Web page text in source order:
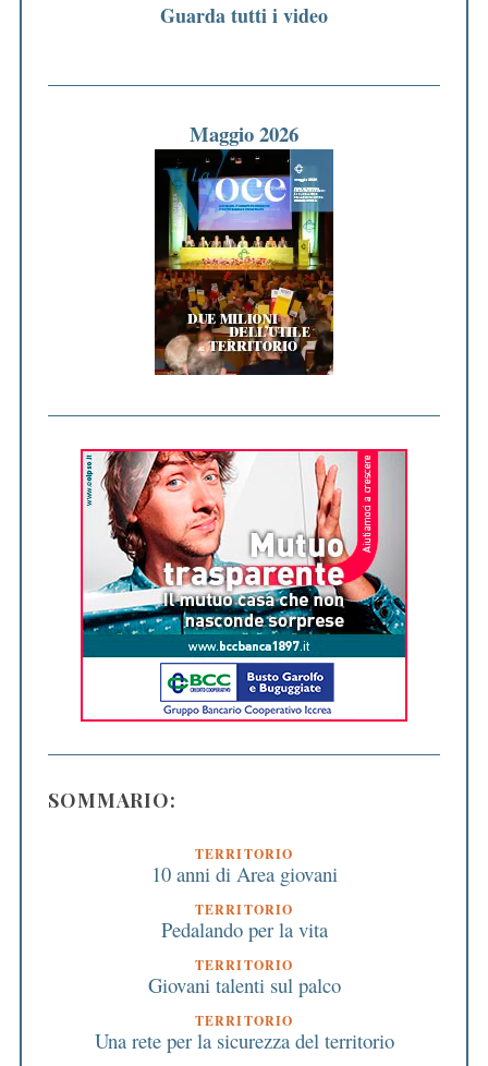
Guarda tutti i video
Maggio 2026
SOMMARIO:
TERRITORIO
10 anni di Area giovani
TERRITORIO
Pedalando per la vita
TERRITORIO
Giovani talenti sul palco
TERRITORIO
Una rete per la sicurezza del territorio